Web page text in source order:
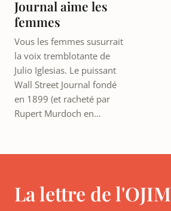
Journal aime les
femmes
Vous les femmes susurrait
la voix tremblotante de
Julio Iglesias. Le puissant
Wall Street Journal fondé
en 1899 (et racheté par
Rupert Murdoch en…
La lettre de l'OJIM